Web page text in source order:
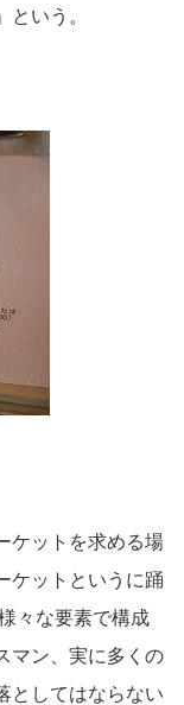
いう。
ケットを求める場
ケットというに踊
々な要素で構成
マン、実に多くの
としてはならない